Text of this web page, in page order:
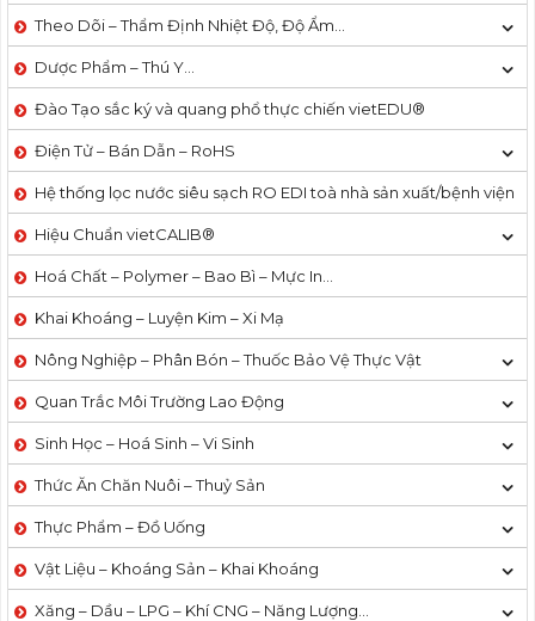
Theo Dõi – Thẩm Định Nhiệt Độ, Độ Ẩm…
Dược Phẩm – Thú Y…
Đào Tạo sắc ký và quang phổ thực chiến vietEDU®
Điện Tử – Bán Dẫn – RoHS
Hệ thống lọc nước siêu sạch RO EDI​​ toà nhà sản xuất/bệnh viện
Hiệu Chuẩn vietCALIB®
Hoá Chất – Polymer – Bao Bì – Mực In…
Khai Khoáng – Luyện Kim – Xi Mạ
Nông Nghiệp – Phân Bón – Thuốc Bảo Vệ Thực Vật
Quan Trắc Môi Trường Lao Động
Sinh Học – Hoá Sinh – Vi Sinh
Thức Ăn Chăn Nuôi – Thuỷ Sản
Thực Phẩm – Đồ Uống
Vật Liệu – Khoáng Sản – Khai Khoáng
Xăng – Dầu – LPG – Khí CNG – Năng Lượng…